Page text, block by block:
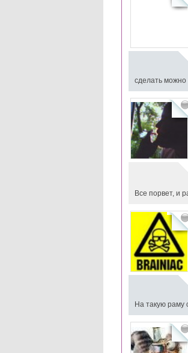
сделать можно
Все порвет, и
На такую раму